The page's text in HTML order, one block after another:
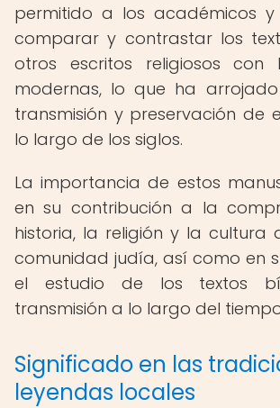
permitido a los académicos y
comparar y contrastar los
otros escritos religiosos con
modernas, lo que ha
transmisión y preservación de
lo largo de los siglos.
La importancia de estos
en su contribución a la
historia, la religión y la cultura
comunidad judía, así como en
el estudio de los textos
transmisión a lo largo del
Significado en las
leyendas locales